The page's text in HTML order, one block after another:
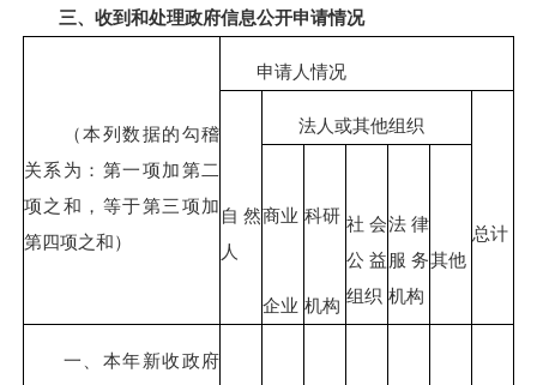
三、收到和处理政府信息公开申请情况
（本列数据的勾稽
关系为：第一项加第二
项之和，等于第三项加
第四项之和）
申请人情况
自然
人
法人或其他组织
总计
商业
企业
科研
机构
社会
公益
组织
法律
服务
机构
其他
一、本年新收政府